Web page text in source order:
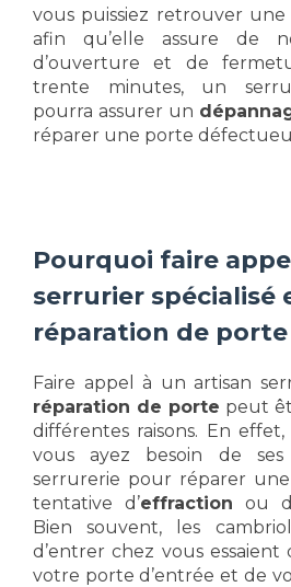
vous puissiez retrouver
afin qu’elle assure de
d’ouverture et de
trente minutes, un
pourra assurer un
réparer une porte
Pourquoi faire
serrurier spécialisé
réparation de porte
Faire appel à un artisan
réparation de porte peut
différentes raisons. En
vous ayez besoin de ses
serrurerie pour réparer
tentative d’effraction ou
Bien souvent, les
d’entrer chez vous
votre porte d’entrée et de